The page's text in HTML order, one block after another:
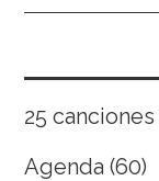
25 canciones
Agenda (60)